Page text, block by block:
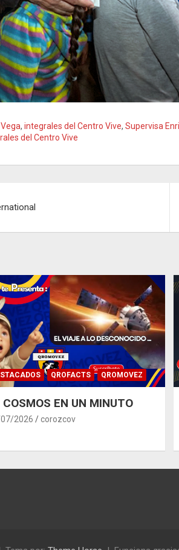
, integrales del Centro Vive, Supervisa
del Centro Vive
QROFACTS QROMOVEZ
COSMOS EN UN MINUTO
2026 corozcov